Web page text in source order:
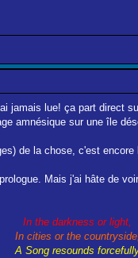
jamais lue! ça part direct
amnésique sur une île
de la chose, c'est
Mais j'ai hâte de
In the darkness or light,
In cities or the countryside,
A Song resounds